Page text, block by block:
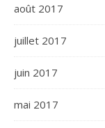
août 2017
juillet 2017
juin 2017
mai 2017